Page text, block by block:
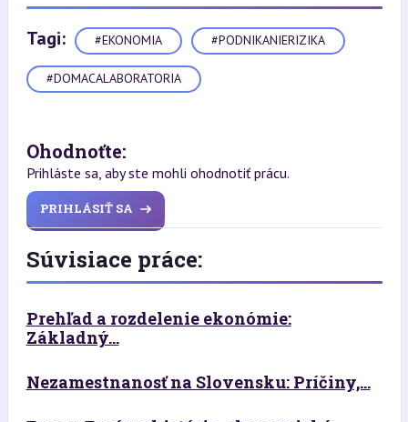
Tagi: #EKONOMIA #PODNIKANIERIZIKA
#DOMACALABORATORIA
Ohodnoťte:
Prihláste sa, aby ste mohli ohodnotiť prácu.
PRIHLÁSIŤ SA
Súvisiace práce:
Prehľad a rozdelenie ekonómie:
Základný...
Nezamestnanosť na Slovensku: Príčiny,...